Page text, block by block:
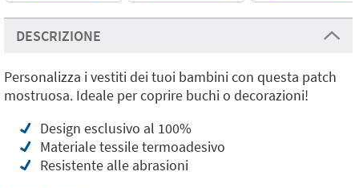
DESCRIZIONE
Personalizza i vestiti dei tuoi bambini con questa patch
mostruosa. Ideale per coprire buchi o decorazioni!
Design esclusivo al 100%
Materiale tessile termoadesivo
Resistente alle abrasioni